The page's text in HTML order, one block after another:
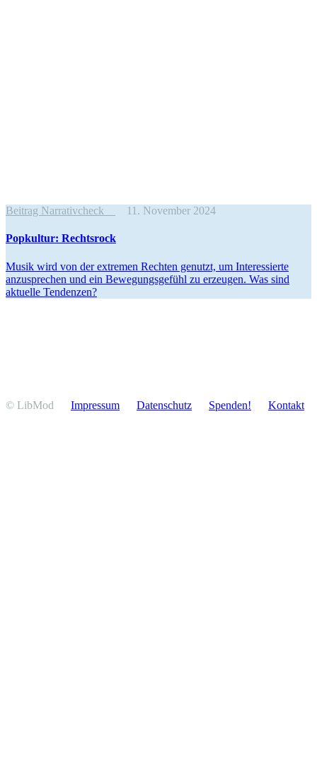
Beitrag Narrativcheck 11. November 2024
Popkultur: Rechtsrock
Musik wird von der extremen Rechten genutzt, um Inter­es­sierte
anzusprechen und ein Bewegungs­gefühl zu erzeugen. Was sind
aktuelle Tendenzen?
© LibMod Impressum Daten­schutz Spenden! Kontakt